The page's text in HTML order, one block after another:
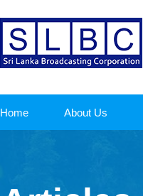
Home About Us